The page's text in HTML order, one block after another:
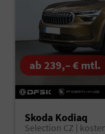
ab 239,– € mtl.
Skoda Kodiaq
Selection CZ |